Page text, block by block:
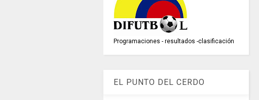
Programaciones - resultados -clasificación
EL PUNTO DEL CERDO